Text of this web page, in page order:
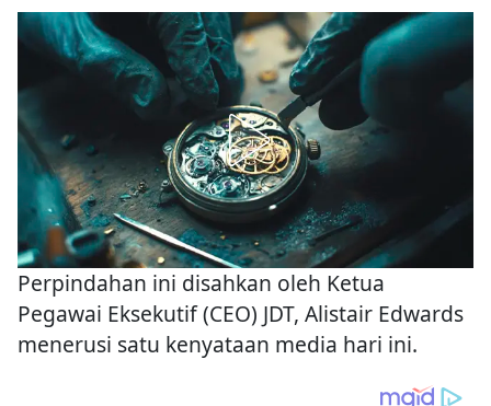
Perpindahan ini disahkan oleh Ketua
Pegawai Eksekutif (CEO) JDT, Alistair Edwards
menerusi satu kenyataan media hari ini.